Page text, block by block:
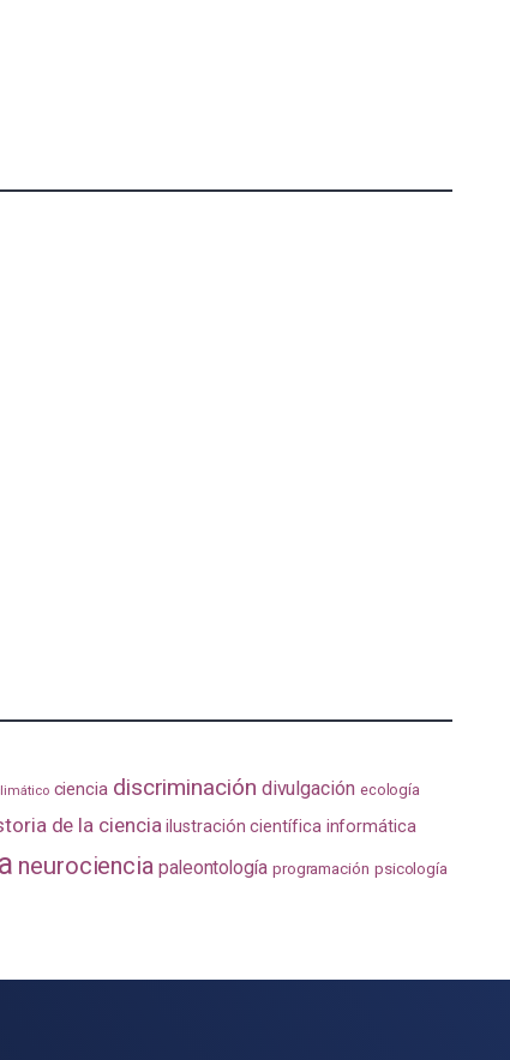
ciencia discriminación divulgación ecología
de la ciencia ilustración científica informática
neurociencia paleontología programación psicología